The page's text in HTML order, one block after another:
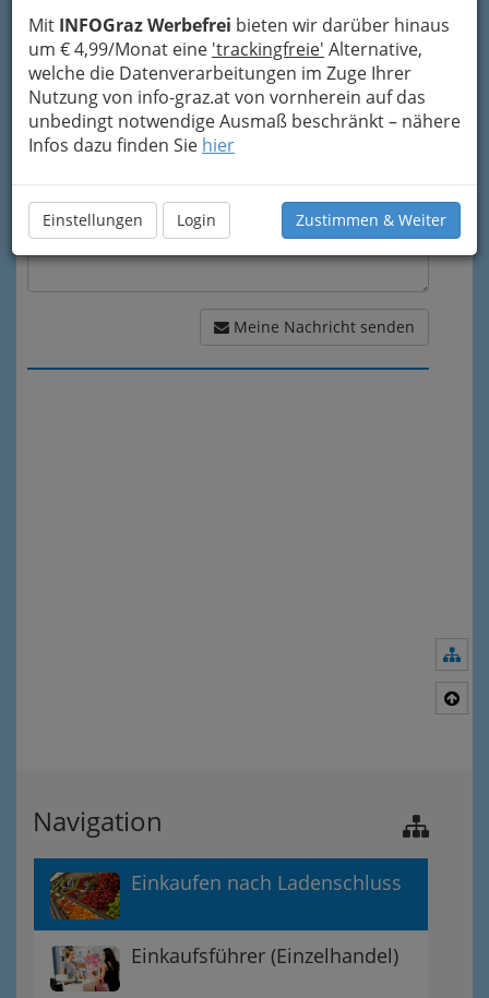
Mit INFOGraz Werbefrei bieten wir darüber hinaus
um € 4,99/Monat eine 'trackingfreie' Alternative,
welche die Datenverarbeitungen im Zuge Ihrer
Nutzung von info-graz.at von vornherein auf das
unbedingt notwendige Ausmaß beschränkt – nähere
Infos dazu finden Sie hier
Einstellungen Login Zustimmen & Weiter
Meine Nachricht
Meine Nachricht senden
Navigation
Einkaufen nach Ladenschluss
Einkaufsführer (Einzelhandel)